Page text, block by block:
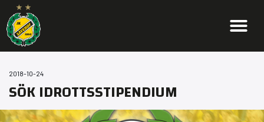
2018-10-24
SÖK IDROTTSSTIPENDIUM